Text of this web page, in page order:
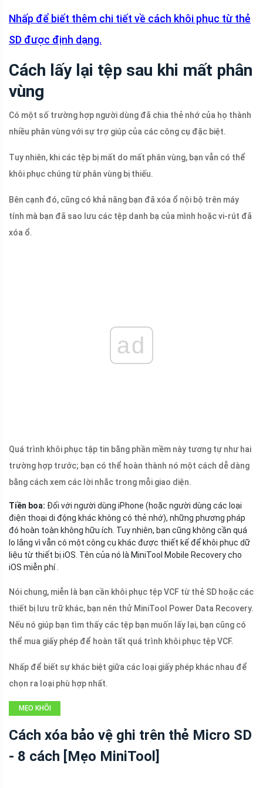
Nhấp để biết thêm chi tiết về cách khôi phục từ thẻ
SD được định dạng.
Cách lấy lại tệp sau khi mất phân
vùng
Có một số trường hợp người dùng đã chia thẻ nhớ của họ thành
nhiều phân vùng với sự trợ giúp của các công cụ đặc biệt.
Tuy nhiên, khi các tệp bị mất do mất phân vùng, bạn vẫn có thể
khôi phục chúng từ phân vùng bị thiếu.
Bên cạnh đó, cũng có khả năng bạn đã xóa ổ nội bộ trên máy
tính mà bạn đã sao lưu các tệp danh bạ của mình hoặc vi-rút đã
xóa ổ.
ad
Quá trình khôi phục tập tin bằng phần mềm này tương tự như hai
trường hợp trước; bạn có thể hoàn thành nó một cách dễ dàng
bằng cách xem các lời nhắc trong mỗi giao diện.
Tiền boa: Đối với người dùng iPhone (hoặc người dùng các loại
điện thoại di động khác không có thẻ nhớ), những phương pháp
đó hoàn toàn không hữu ích. Tuy nhiên, bạn cũng không cần quá
lo lắng vì vẫn có một công cụ khác được thiết kế để khôi phục dữ
liệu từ thiết bị iOS. Tên của nó là MiniTool Mobile Recovery cho
iOS miễn phí .
Nói chung, miễn là bạn cần khôi phục tệp VCF từ thẻ SD hoặc các
thiết bị lưu trữ khác, bạn nên thử MiniTool Power Data Recovery.
Nếu nó giúp bạn tìm thấy các tệp bạn muốn lấy lại, bạn cũng có
thể mua giấy phép để hoàn tất quá trình khôi phục tệp VCF.
Nhấp để biết sự khác biệt giữa các loại giấy phép khác nhau để
chọn ra loại phù hợp nhất.
MẸO KHÔI
Cách xóa bảo vệ ghi trên thẻ Micro SD
- 8 cách [Mẹo MiniTool]